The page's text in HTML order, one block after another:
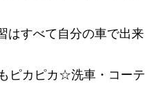
はすべて自分の車で出来
ピカピカ☆洗車・コーテ